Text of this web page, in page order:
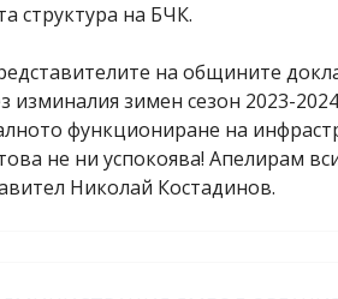
структура на БЧК.
на общините
изминалия зимен сезон 2023-
функциониране на
не ни успокоява! Апелирам
Николай Костадинов.